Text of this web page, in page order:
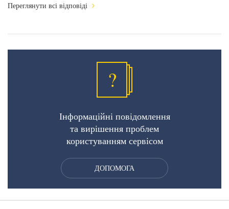
Переглянути всі відповіді
?
Інформаційні повідомлення
та вирішення проблем
користуванням сервісом
ДОПОМОГА